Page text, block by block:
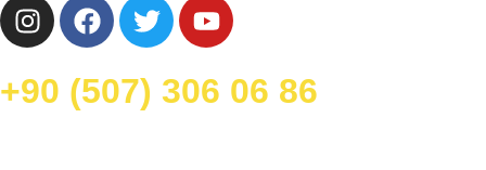
‭+90 (507) 306 06 86‬